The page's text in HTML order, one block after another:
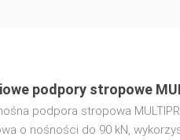
podpory stropowe
podpora stropowa
o nośności do 90 kN,